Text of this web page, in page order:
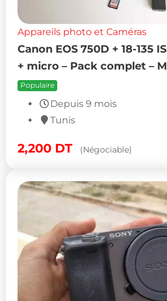
Appareils photo et Caméras
Canon EOS 750D + 18-135
+ micro – Pack complet –
Populaire
Depuis 9 mois
Tunis
2,200 DT (Négociable)